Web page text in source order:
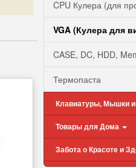
CPU Кулера (для
VGA (Кулера для
CASE, DC, HDD,
Термопаста
Клавиатуры, Мышки и
Товары для Дома
Забота о Красоте и